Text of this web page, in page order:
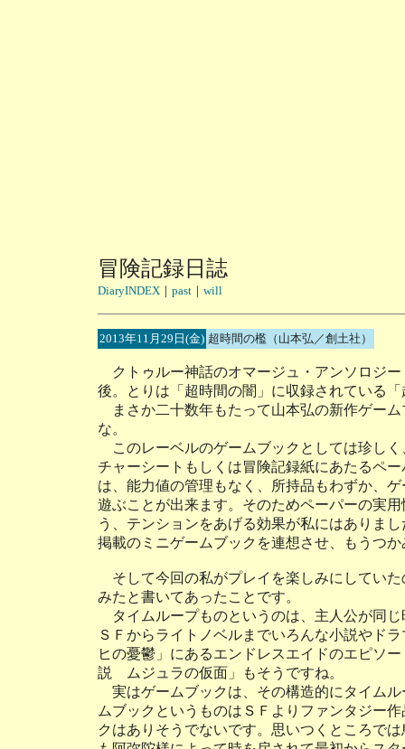
冒険記録日誌
DiaryINDEX｜ past｜ will
2013年11月29日(金) 超時間の檻（山本弘／創土社）
クトゥルー神話のオマージュ・アンソロジ
後。とりは「超時間の闇」に収録されている
まさか二十数年もたって山本弘の新作ゲー
な。
このレーベルのゲームブックとしては珍し
チャーシートもしくは冒険記録紙にあたるペ
は、能力値の管理もなく、所持品もわずか、
遊ぶことが出来ます。そのためペーパーの実
う、テンションをあげる効果が私にはありま
掲載のミニゲームブックを連想させ、もう
そして今回の私がプレイを楽しみにしてい
みたと書いてあったことです。
タイムループものというのは、主人公が同
ＳＦからライトノベルまでいろんな小説やド
ヒの憂鬱」にあるエンドレスエイドのエピソ
説 ムジュラの仮面」もそうですね。
実はゲームブックは、その構造的にタイム
ムブックというものはＳＦよりファンタジー
クはありそうでないです。思いつくところで